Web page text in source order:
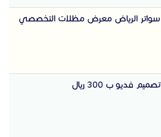
سواتر الرياض معرض مظلات التخصصي
تصميم فديو ب 300 ريال